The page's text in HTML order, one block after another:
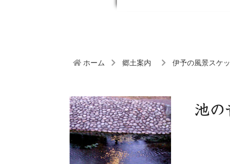
ホーム 郷土案内 伊予の風景スケ
池